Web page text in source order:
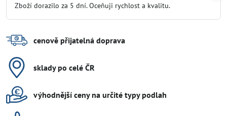
5
Zboží dorazilo za 5 dní. Oceňuji rychlost a kvalitu.
cenově přijatelná doprava
sklady po celé ČR
výhodnější ceny na určité typy podlah